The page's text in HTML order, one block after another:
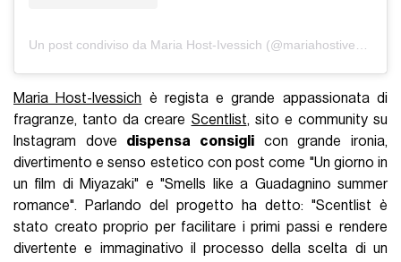
Un post condiviso da Maria Host-Ivessich (@mariahostivessich)
Maria Host-Ivessich è regista e grande appassionata di
fragranze, tanto da creare Scentlist, sito e community su
Instagram dove dispensa consigli con grande ironia,
divertimento e senso estetico con post come "Un giorno in
un film di Miyazaki" e "Smells like a Guadagnino summer
romance". Parlando del progetto ha detto: "Scentlist è
stato creato proprio per facilitare i primi passi e rendere
divertente e immaginativo il processo della scelta di un